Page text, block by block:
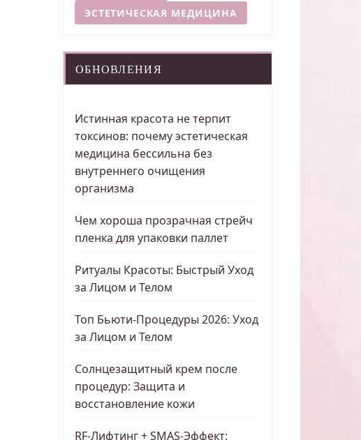
ЭСТЕТИЧЕСКАЯ МЕДИЦИНА
ОБНОВЛЕНИЯ
Истинная красота не терпит
токсинов: почему эстетическая
медицина бессильна без
внутреннего очищения
организма
Чем хороша прозрачная стрейч
пленка для упаковки паллет
Ритуалы Красоты: Быстрый Уход
за Лицом и Телом
Топ Бьюти-Процедуры 2026: Уход
за Лицом и Телом
Солнцезащитный крем после
процедур: Защита и
восстановление кожи
RF-Лифтинг + SMAS-Эффект: